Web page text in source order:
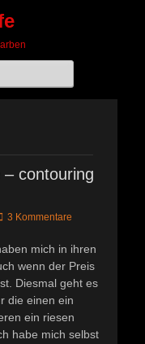
contouring
3 Kommentare
mich in ihren
wenn der Preis
Diesmal geht es
die einen ein
ein riesen
habe mich selbst